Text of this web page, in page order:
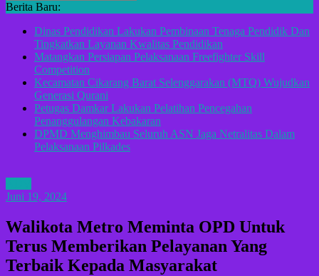
Berita Baru:
Dinas Pendidikan Lakukan Pembinaan Tenaga Pendidik Dan
Tingkatkan Layanan Kwalitas Pendidikan
Matangkan Persiapan Pelaksanaan Freefighter Skill
Competition
Kecamatan Cikarang Barat Selenggarakan (MTQ) Wujudkan
Generasi Qurani
Petugas Damkar Lakukan Pelatihan Pencegahan
Penanggulangan Kebakaran
DPMD Menghimbau Seluruh ASN Jaga Netralitas Dalam
Pelaksanaan Pilkades
Juni 19, 2024
Walikota Metro Meminta OPD Untuk
Terus Memberikan Pelayanan Yang
Terbaik Kepada Masyarakat